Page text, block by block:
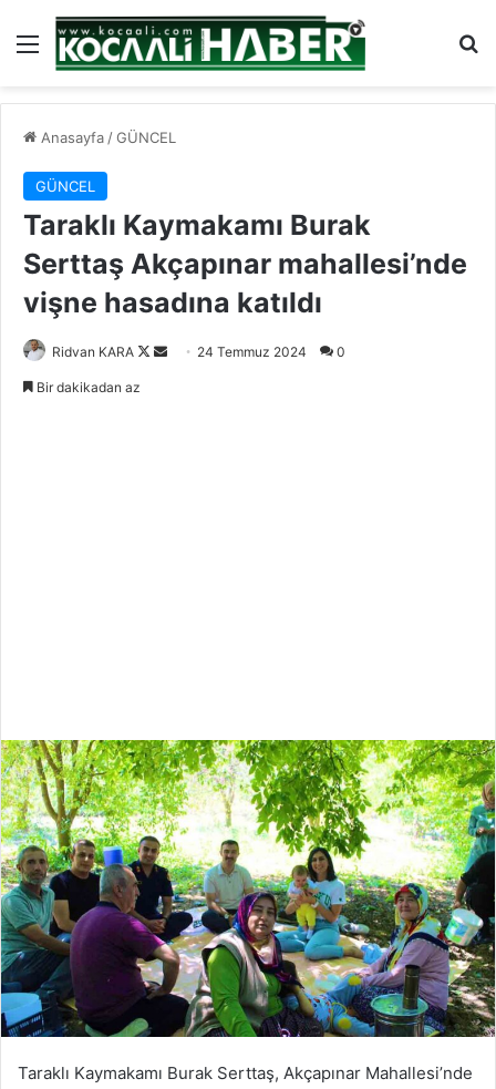
Menü
Anasayfa /GÜNCEL
GÜNCEL
Taraklı Kaymakamı Burak
Serttaş Akçapınar mahallesi’nde
vişne hasadına katıldı
Ridvan KARA
Follow
Bir
24 Temmuz 2024 0
Bir dakikadan az
Taraklı Kaymakamı Burak Serttaş, Akçapınar Mahallesi’nde